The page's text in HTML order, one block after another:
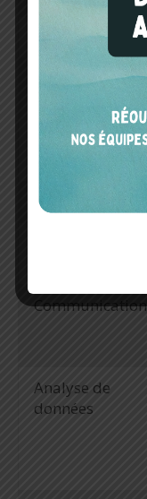
Connexion
Affichage
Introduction
échantillon
Gaz vecteur
Communication
Analyse de
données